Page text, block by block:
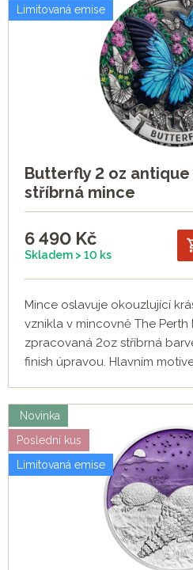
Limitovaná emise
Butterfly 2 oz antique
stříbrná mince
6 490 Kč
Skladem > 10 ks
Mince oslavuje okouzlující
vznikla v mincovně The
zpracovaná 2oz stříbrná
finish úpravou. Hlavním
Novinka
Poslední kus
Limitovaná emise